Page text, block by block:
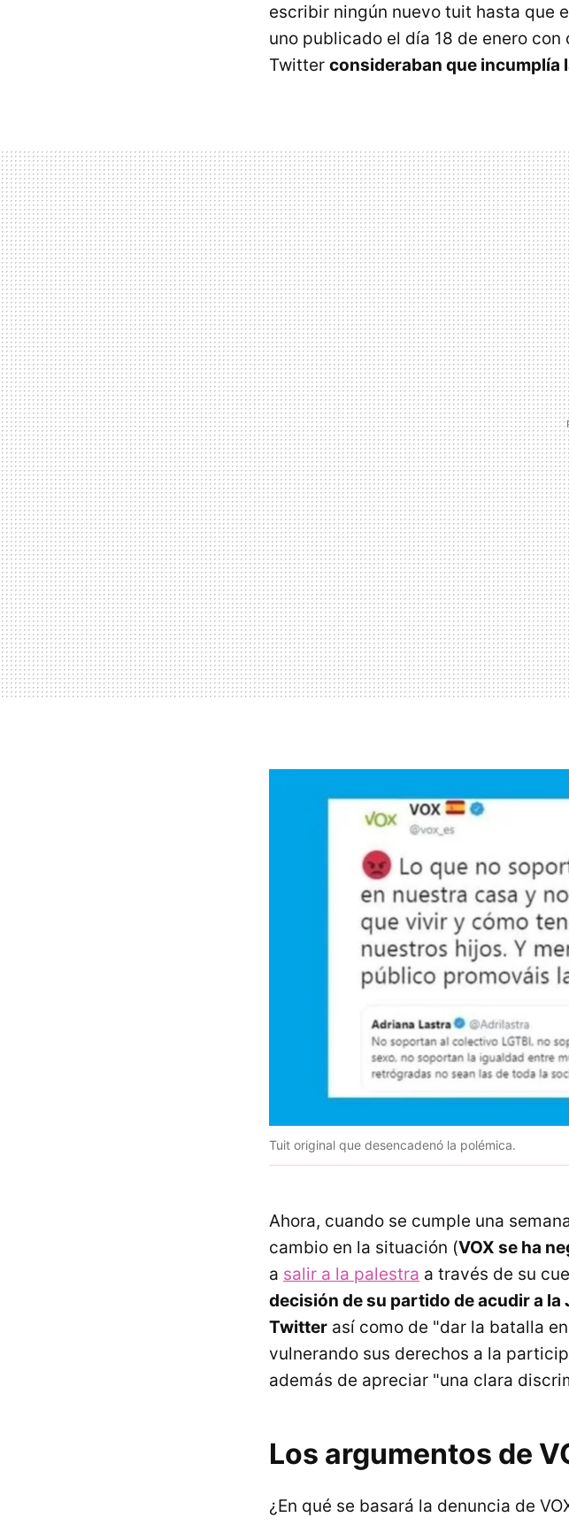
escribir ningún nuevo tuit hasta que
uno publicado el día 18 de enero
Twitter consideraban que incumplía
Tuit original que desencadenó la polémica.
Ahora, cuando se cumple una
cambio en la situación (VOX se ha
a salir a la palestra a través de su
decisión de su partido de acudir a
Twitter así como de "dar la batalla
vulnerando sus derechos a la
además de apreciar "una clara
Los argumentos de
¿En qué se basará la denuncia de